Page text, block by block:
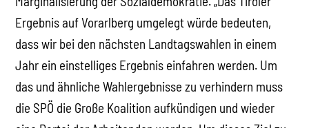
Ergebnis auf Vorarlberg umgelegt würde bedeuten,
dass wir bei den nächsten Landtagswahlen in einem
Jahr ein einstelliges Ergebnis einfahren werden. Um
das und ähnliche Wahlergebnisse zu verhindern muss
die SPÖ die Große Koalition aufkündigen und wieder